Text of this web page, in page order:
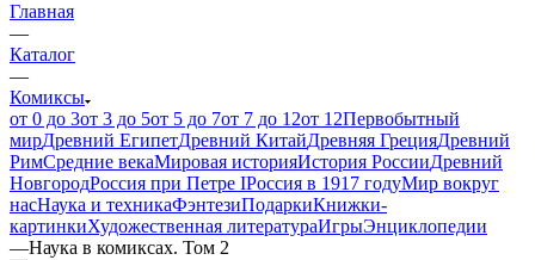
Главная
—
Каталог
—
Комиксы
от 0 до 3от 3 до 5от 5 до 7от 7 до 12от 12Первобытный
мирДревний ЕгипетДревний КитайДревняя ГрецияДревний
РимСредние векаМировая историяИстория РоссииДревний
НовгородРоссия при Петре IРоссия в 1917 годуМир вокруг
насНаука и техникаФэнтезиПодаркиКнижки-
картинкиХудожественная литератураИгрыЭнциклопедии
—Наука в комиксах. Том 2